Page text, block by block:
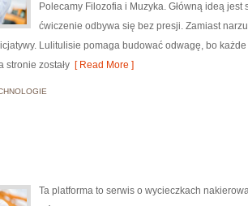
Polecamy Filozofia i Muzyka. Główną ideą
ćwiczenie odbywa się bez presji. Zamiast
Lulitulisie pomaga budować odwagę, bo
stronie zostały [ Read More ]
Ta platforma to serwis o wycieczkach